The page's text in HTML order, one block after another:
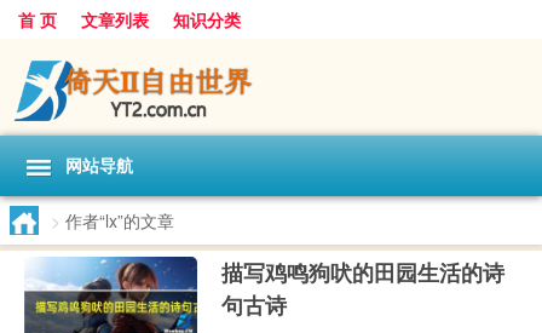
首 页 文章列表 知识分类
网站导航
> 作者“lx”的文章
描写鸡鸣狗吠的田园生活的诗
句古诗